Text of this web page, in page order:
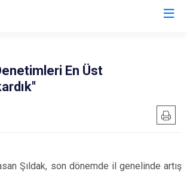
En Üst
Şıldak, son dönemde il genelinde artış